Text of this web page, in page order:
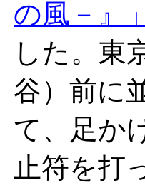
の風－』
した。東
谷）前に
て、足か
止符を打